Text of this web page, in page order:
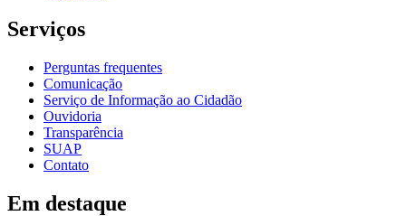
Serviços
Perguntas frequentes
Comunicação
Serviço de Informação ao Cidadão
Ouvidoria
Transparência
SUAP
Contato
Em destaque